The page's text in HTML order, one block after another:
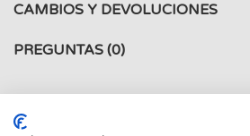
CAMBIOS Y DEVOLUCIONES
PREGUNTAS (0)
Especificaciones